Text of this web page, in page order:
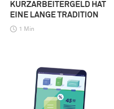
KURZARBEITERGELD HAT
EINE LANGE TRADITION
1 Min